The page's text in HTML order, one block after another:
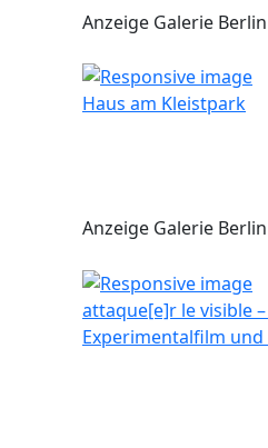
Anzeige Galerie Berlin
Haus am Kleistpark
Anzeige Galerie Berlin
attaque[e]r le visible
Experimentalfilm und